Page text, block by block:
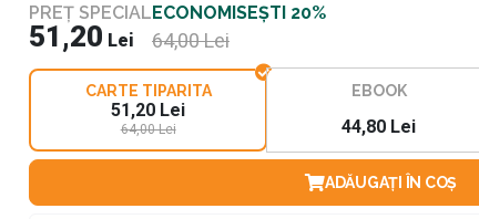
Și te învață să repari relația, nu
copilul
Te-ai gândit vreodată că, în timpul petrecut alături de tine,
acasă, copilul dobândește cea mai importantă abilitate –
aceea care îi va oferi încredere, echilibru și protecție
emoțională pentru o viață întreagă, asemenea unui
PREȚ SPECIAL
51,20 Lei
ECONOMISEȘTI 20%
64,00Lei
CARTE TIPARITA
51,20 Lei
64,00 Lei
EBOOK
44,80 Lei
ADĂUGAȚI ÎN COȘ